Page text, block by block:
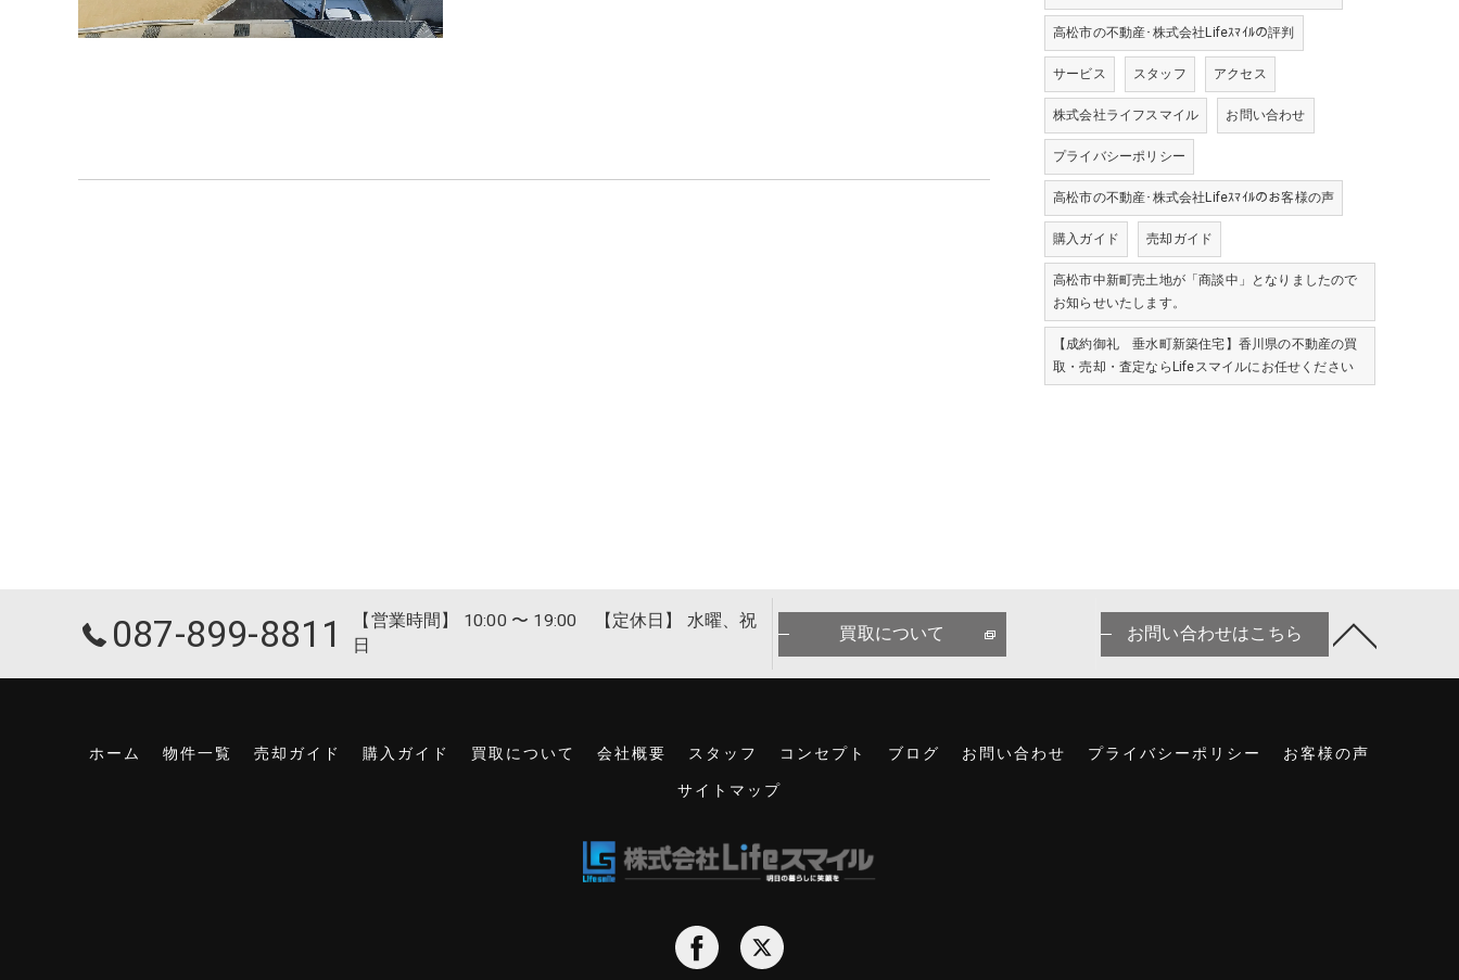
高松市の不動産･株式会社Lifeｽﾏｲﾙの評判
サービス スタッフ アクセス
株式会社ライフスマイル お問い合わせ
プライバシーポリシー
高松市の不動産･株式会社Lifeｽﾏｲﾙのお客様の声
購入ガイド 売却ガイド
高松市中新町売土地が「商談中」となりましたので
お知らせいたします。
【成約御礼 垂水町新築住宅】香川県の不動産の買
取・売却・査定ならLifeスマイルにお任せください
087-899-8811
【営業時間】 10:00 〜 19:00 【定休日】 水曜、祝
日
買取について お問い合わせはこちら
ホーム 物件一覧 売却ガイド 購入ガイド 買取について 会社概要 スタッフ コンセプト ブログ お問い合わせ プライバシーポリシー お客様の声
サイトマップ